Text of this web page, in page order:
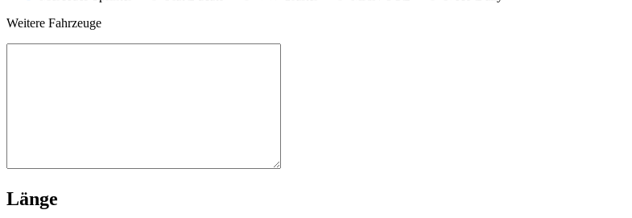
Weitere Fahrzeuge
Länge